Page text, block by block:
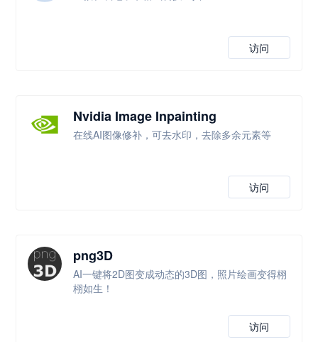
访问
Nvidia Image Inpainting
在线AI图像修补，可去水印，去除多余元素等
访问
png3D
AI一键将2D图变成动态的3D图，照片绘画变得栩
栩如生！
访问